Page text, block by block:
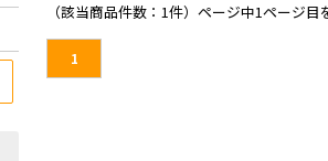
（該当商品件数：1件）ページ中1ページ目
1